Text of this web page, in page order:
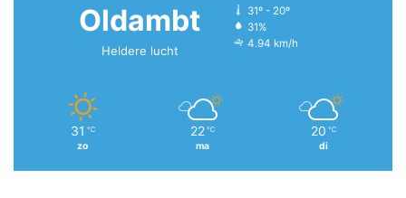
Oldambt
Heldere lucht
31º - 20º
31%
4.94 km/h
31 ℃
zo
22 ℃
ma
20 ℃
di